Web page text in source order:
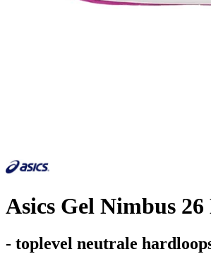
Asics Gel Nimbus 26
- toplevel neutrale